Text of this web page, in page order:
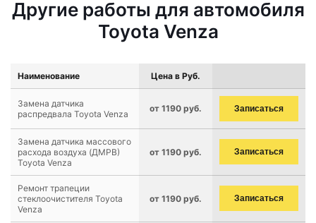
Другие работы для автомобиля
Toyota Venza
Наименование Цена в Руб.
Замена датчика
распредвала Toyota Venza
от 1190 руб. Записаться
Замена датчика массового
расхода воздуха (ДМРВ)
Toyota Venza
от 1190 руб. Записаться
Ремонт трапеции
стеклоочистителя Toyota
Venza
от 1190 руб. Записаться